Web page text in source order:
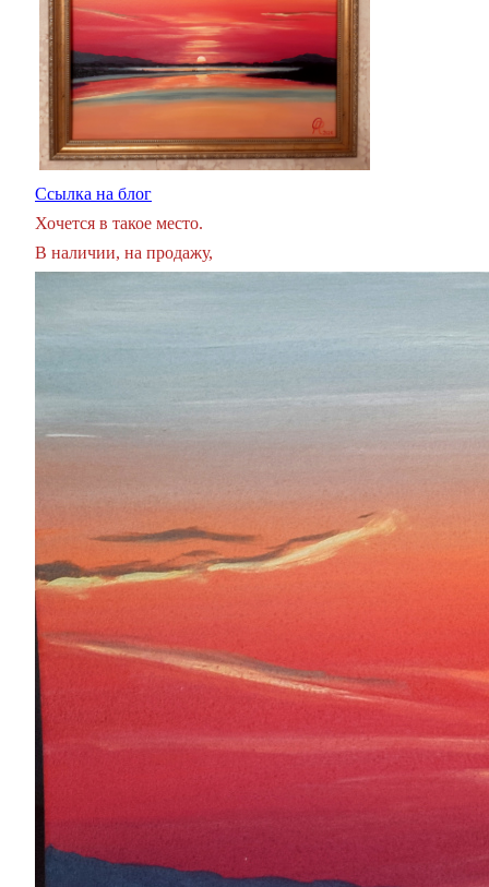
Ссылка на блог
Хочется в такое место.
В наличии, на продажу,